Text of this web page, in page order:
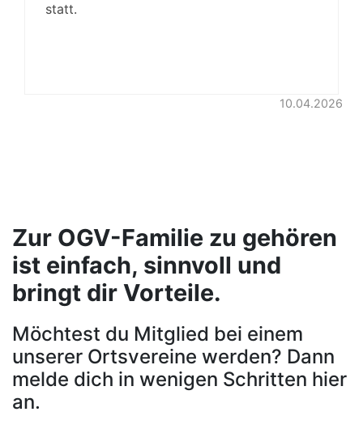
statt.
10.04.2026
Zur OGV-Familie zu gehören
ist einfach, sinnvoll und
bringt dir Vorteile.
Möchtest du Mitglied bei einem
unserer Ortsvereine werden? Dann
melde dich in wenigen Schritten hier
an.